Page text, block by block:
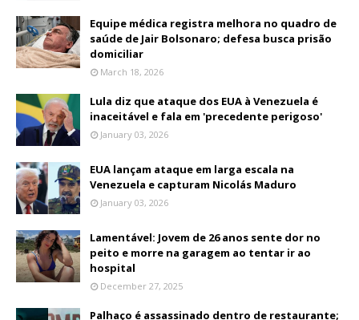
Equipe médica registra melhora no quadro de
saúde de Jair Bolsonaro; defesa busca prisão
domiciliar
March 18, 2026
Lula diz que ataque dos EUA à Venezuela é
inaceitável e fala em 'precedente perigoso'
January 03, 2026
EUA lançam ataque em larga escala na
Venezuela e capturam Nicolás Maduro
January 03, 2026
Lamentável: Jovem de 26 anos sente dor no
peito e morre na garagem ao tentar ir ao
hospital
December 27, 2025
Palhaço é assassinado dentro de restaurante;